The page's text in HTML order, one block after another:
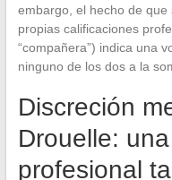
embargo, el hecho de
propias calificaciones
“compañera”) indica una
ninguno de los dos a la
Discreción
Drouelle:
profesional